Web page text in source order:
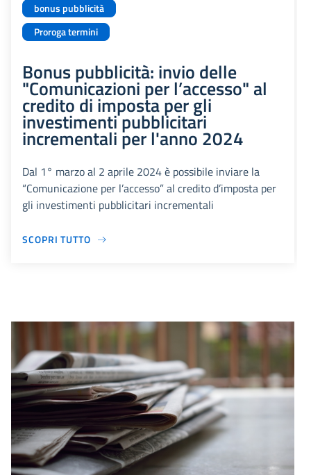
bonus pubblicità
Proroga termini
Bonus pubblicità: invio delle
"Comunicazioni per l’accesso" al
credito di imposta per gli
investimenti pubblicitari
incrementali per l'anno 2024
Dal 1° marzo al 2 aprile 2024 è possibile inviare la
“Comunicazione per l’accesso” al credito d’imposta per
gli investimenti pubblicitari incrementali
SCOPRI TUTTO